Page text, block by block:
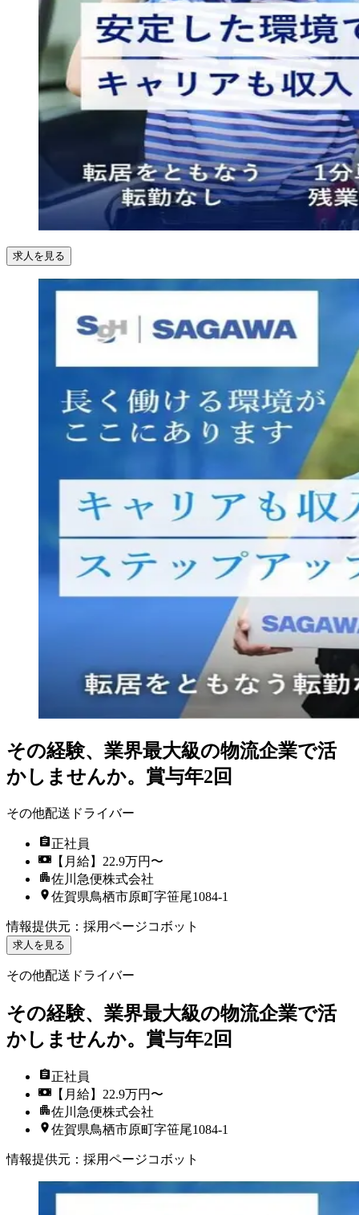
求人を見る
その経験、業界最大級の物流企業で活
かしませんか。賞与年2回
その他配送ドライバー
正社員
【月給】22.9万円〜
佐川急便株式会社
佐賀県鳥栖市原町字笹尾1084-1
情報提供元 ： 採用ページコボット
求人を見る
その他配送ドライバー
その経験、業界最大級の物流企業で活
かしませんか。賞与年2回
正社員
【月給】22.9万円〜
佐川急便株式会社
佐賀県鳥栖市原町字笹尾1084-1
情報提供元 ： 採用ページコボット